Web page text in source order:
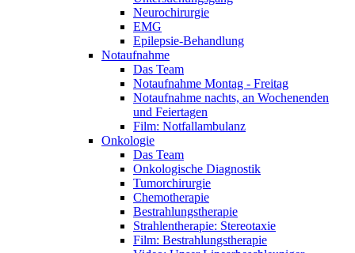
Neurochirurgie
EMG
Epilepsie-Behandlung
Notaufnahme
Das Team
Notaufnahme Montag - Freitag
Notaufnahme nachts, an Wochenenden
und Feiertagen
Film: Notfallambulanz
Onkologie
Das Team
Onkologische Diagnostik
Tumorchirurgie
Chemotherapie
Bestrahlungstherapie
Strahlentherapie: Stereotaxie
Film: Bestrahlungstherapie